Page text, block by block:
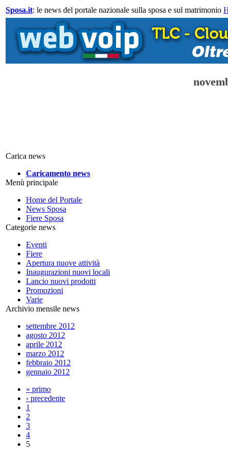
Sposa.it: le news del portale nazionale sulla sposa e sul matrimonio
Carica news
Caricamento news
Menù principale
Home del Portale
News Sposa
Fiere Sposa
Categorie news
Eventi
Fiere
Apertura nuove attività
Inaugurazioni nuovi locali
Lancio nuovi prodotti
Promozioni
Varie
Archivio mensile news
settembre 2012
agosto 2012
aprile 2012
marzo 2012
febbraio 2012
gennaio 2012
« primo
‹ precedente
1
2
3
4
5